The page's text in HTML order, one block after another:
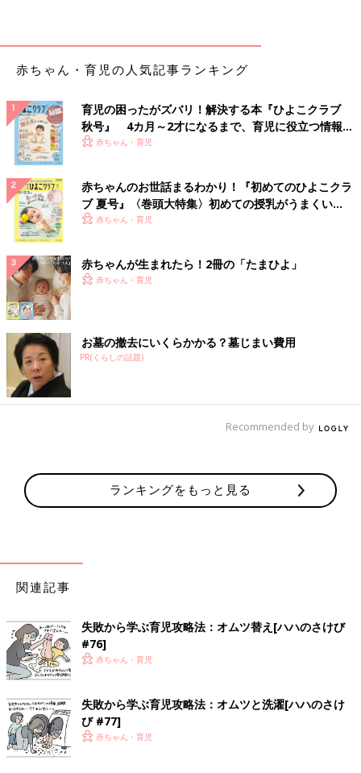
もうとにかく息子を引き付けるための技が必要。
トンネルとか滑り台とか上に乗るやつとか。
上に乗る奴は特に名前はないです。名前付けようかな...座り肩車
とか？
なんか妙に和風ですね。
そして例の足滑り台。
足首が明後日の方に向きましたね。
ま、漫画なので誇張して描いていますが
グリって捻れました。
折れてないので安心してください。
誰も心配して無いかもしれませんがw
そもそもスネから下までの距離でどう滑るの？って話ですが。
本人の体長より短いですよね。
それでも楽しめるって子どもって幸せですね！
[オムツ王]
一児の父。イクメン。 わかっているようなわかっていないよう
な父親目線の育児漫画。 共働きの妻をサポートすべく日々奮闘
インスタグラムはこちら:@omutsu_oh
前の話
［父親目線！育児漫
噛みついたその先に
あるもの
ビスケット食べたい～
赤ちゃん・育児の人気記事ランキング
育児の困ったがズバリ！解決する本『ひよこクラブ
秋号』 4カ月～2才になるまで、育児に役立つ情報が
いっぱい！
赤ちゃん・育児
赤ちゃんのお世話まるわかり！『初めてのひよこクラ
ブ 夏号』〈巻頭大特集〉初めての授乳がうまくい
く！ おっぱい・ミルクの基本と夏のトラブル 解決テ
赤ちゃん・育児
赤ちゃんが生まれたら！2冊の「たまひよ」
赤ちゃん・育児
お墓の撤去にいくらかかる？墓じまい費用
PR(くらしの話題)
Recommended by
ランキングをもっと見る
関連記事
失敗から学ぶ育児攻略法：オムツ替え[ハハのさけび
#76]
赤ちゃん・育児
失敗から学ぶ育児攻略法：オムツと洗濯[ハハのさけ
び #77]
赤ちゃん・育児